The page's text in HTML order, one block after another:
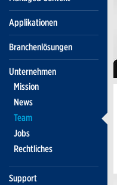
Applikationen
Branchenlösungen
Unternehmen
Mission
News
Team
Jobs
Rechtliches
Support